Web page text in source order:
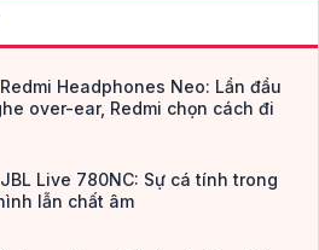
Headphones Neo: Lần đầu
over-ear, Redmi chọn cách đi
Live 780NC: Sự cá tính trong
lẫn chất âm